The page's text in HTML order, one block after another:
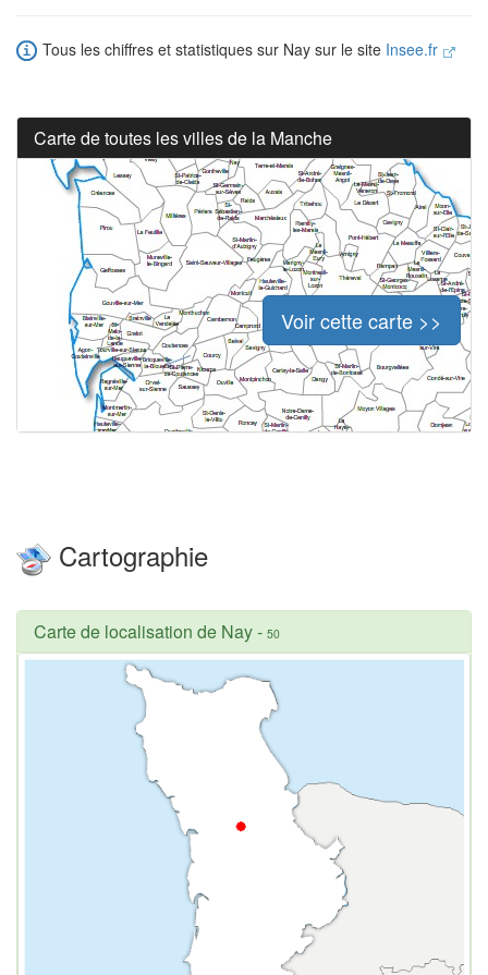
Tous les chiffres et statistiques sur Nay sur le site Insee.fr
Carte de toutes les villes de la Manche
Voir cette carte >>
Cartographie
Carte de localisation de Nay- 50